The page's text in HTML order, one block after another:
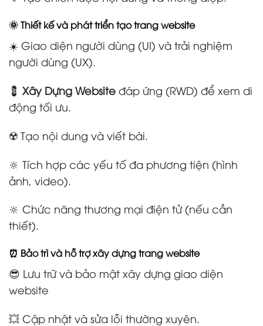
🌞 Thiết kế và phát triển tạo trang website
☀️ Giao diện người dùng (UI) và trải nghiệm
người dùng (UX).
💈 Xây Dựng Website đáp ứng (RWD) để xem di
động tối ưu.
☢️ Tạo nội dung và viết bài.
🔆 Tích hợp các yếu tố đa phương tiện (hình
ảnh, video).
🔆 Chức năng thương mại điện tử (nếu cần
thiết).
⏰ Bảo trì và hỗ trợ xây dựng trang website
😎 Lưu trữ và bảo mật xây dựng giao diện
website
💥 Cập nhật và sửa lỗi thường xuyên.